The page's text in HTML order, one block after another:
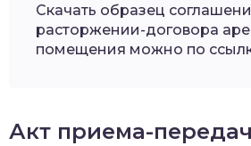
Скачать образец
расторжении-договора
помещения можно по
Акт приема-